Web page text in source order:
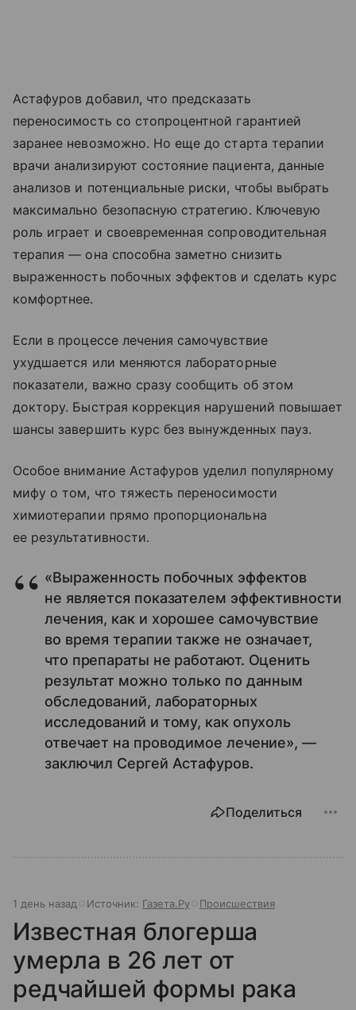
Астафуров добавил, что предсказать
переносимость со стопроцентной гарантией
заранее невозможно. Но еще до старта терапии
врачи анализируют состояние пациента, данные
анализов и потенциальные риски, чтобы выбрать
максимально безопасную стратегию. Ключевую
роль играет и своевременная сопроводительная
терапия — она способна заметно снизить
выраженность побочных эффектов и сделать курс
комфортнее.
Если в процессе лечения самочувствие
ухудшается или меняются лабораторные
показатели, важно сразу сообщить об этом
доктору. Быстрая коррекция нарушений повышает
шансы завершить курс без вынужденных пауз.
Особое внимание Астафуров уделил популярному
мифу о том, что тяжесть переносимости
химиотерапии прямо пропорциональна
ее результативности.
«Выраженность побочных эффектов
не является показателем эффективности
лечения, как и хорошее самочувствие
во время терапии также не означает,
что препараты не работают. Оценить
результат можно только по данным
обследований, лабораторных
исследований и тому, как опухоль
отвечает на проводимое лечение», —
заключил Сергей Астафуров.
Поделиться
1 день назад Источник: Газета.Ру Происшествия
Известная блогерша
умерла в 26 лет от
редчайшей формы рака